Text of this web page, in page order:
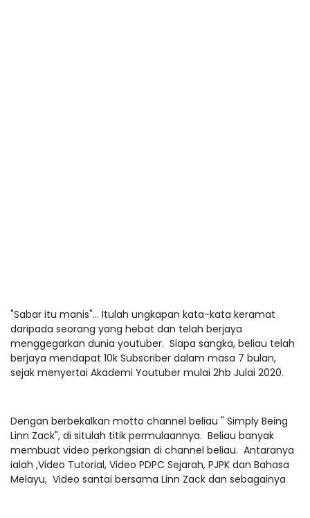
"Sabar itu manis"... Itulah ungkapan kata-kata keramat
daripada seorang yang hebat dan telah berjaya
menggegarkan dunia youtuber. Siapa sangka, beliau telah
berjaya mendapat 10k Subscriber dalam masa 7 bulan,
sejak menyertai Akademi Youtuber mulai 2hb Julai 2020.
Dengan berbekalkan motto channel beliau " Simply Being
Linn Zack", di situlah titik permulaannya. Beliau banyak
membuat video perkongsian di channel beliau. Antaranya
ialah ,Video Tutorial, Video PDPC Sejarah, PJPK dan Bahasa
Melayu, Video santai bersama Linn Zack dan sebagainya